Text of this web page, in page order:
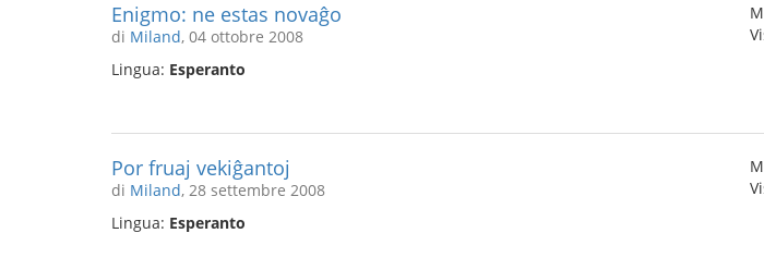
Enigmo: ne estas novaĝo
di Miland, 04 ottobre 2008
Lingua: Esperanto
Por fruaj vekiĝantoj
di Miland, 28 settembre 2008
Lingua: Esperanto